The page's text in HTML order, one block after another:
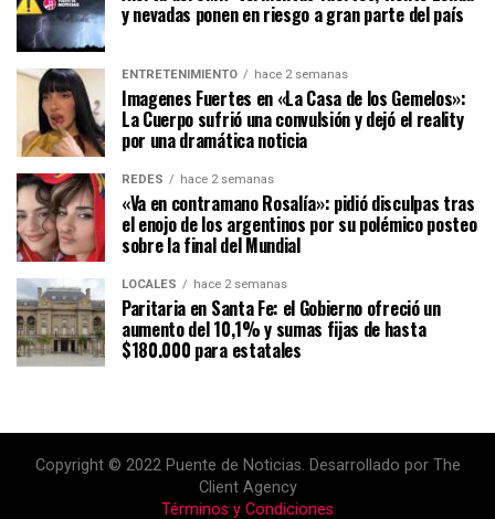
y nevadas ponen en riesgo a gran parte del país
ENTRETENIMIENTO hace 2 semanas
Imagenes Fuertes en «La Casa de los Gemelos»:
La Cuerpo sufrió una convulsión y dejó el reality
por una dramática noticia
REDES hace 2 semanas
«Va en contramano Rosalía»: pidió disculpas tras
el enojo de los argentinos por su polémico posteo
sobre la final del Mundial
LOCALES hace 2 semanas
Paritaria en Santa Fe: el Gobierno ofreció un
aumento del 10,1% y sumas fijas de hasta
$180.000 para estatales
Copyright © 2022 Puente de Noticias. Desarrollado por The
Client Agency
Términos y Condiciones